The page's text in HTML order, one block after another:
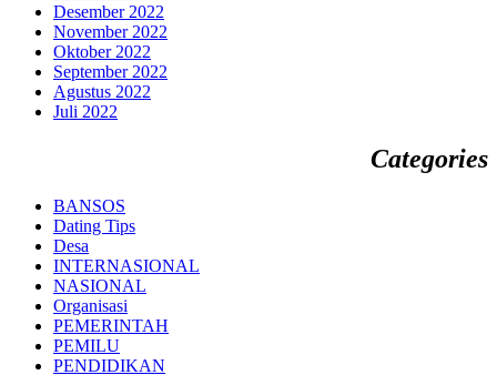
Desember 2022
November 2022
Oktober 2022
September 2022
Agustus 2022
Juli 2022
Categories
BANSOS
Dating Tips
Desa
INTERNASIONAL
NASIONAL
Organisasi
PEMERINTAH
PEMILU
PENDIDIKAN